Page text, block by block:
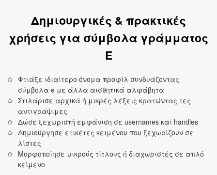
Δημιουργικές & πρακτικές
χρήσεις για σύμβολα γράμματος
E
Φτιάξε ιδιαίτερο όνομα προφίλ συνδυάζοντας
σύμβολα e με άλλα αισθητικά αλφάβητα
Στιλάρισε αρχικά ή μικρές λέξεις κρατώντας τες
αντιγράψιμες
Δώσε ξεχωριστή εμφάνιση σε usernames και handles
Δημιούργησε ετικέτες κειμένου που ξεχωρίζουν σε
λίστες
Μορφοποίησε μικρούς τίτλους ή διαχωριστές σε απλό
κείμενο